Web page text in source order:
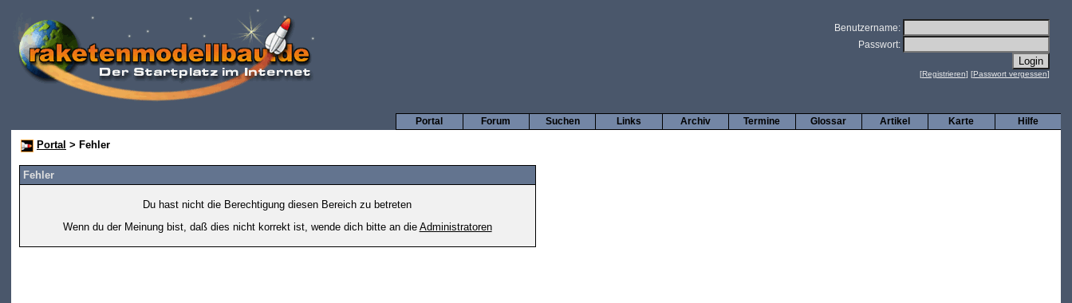
Benutzername:
Passwort:
[Registrieren] [Passwort vergessen]
Hilfe
Karte
Artikel
Glossar
Termine
Archiv
Links
Suchen
Forum
Portal
Portal > Fehler
Fehler
Du hast nicht die Berechtigung diesen Bereich zu betreten
Wenn du der Meinung bist, daß dies nicht korrekt ist, wende dich bitte an die Administratoren